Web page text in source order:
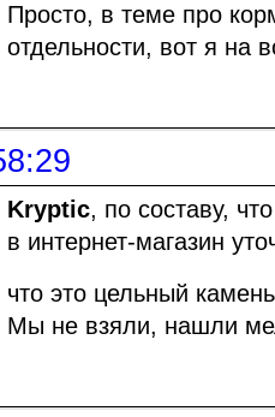
Просто, в теме про
отдельности, вот я на
Kryptic, по составу,
в интернет-магазин
что это цельный
Мы не взяли, нашли